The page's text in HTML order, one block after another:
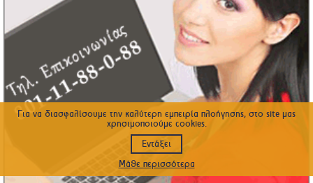
Για να διασφαλίσουμε την καλύτερη εμπειρία πλοήγησης, στο site μας
χρησιμοποιούμε cookies.
Εντάξει
Μάθε περισσότερα